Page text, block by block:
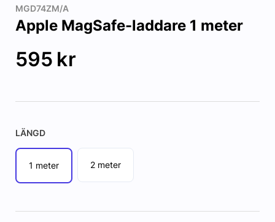
MGD74ZM/A
Apple MagSafe-laddare 1 meter
595 kr
LÄNGD
1 meter 2 meter